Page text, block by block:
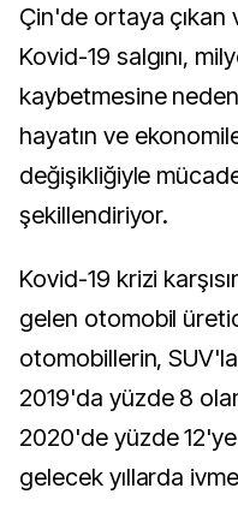
Çin'de ortaya çıkan
Kovid-19 salgını,
kaybetmesine
hayatın ve
değişikliğiyle
şekillendiriyor.
Kovid-19 krizi
gelen otomobil
otomobillerin,
2019'da yüzde 8
2020'de yüzde
gelecek yıllarda